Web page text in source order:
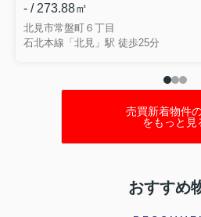
- / 273.88㎡
北見市常盤町６丁目
石北本線「北見」駅 徒歩25分
売買新着物件
をもっと見
おすすめ